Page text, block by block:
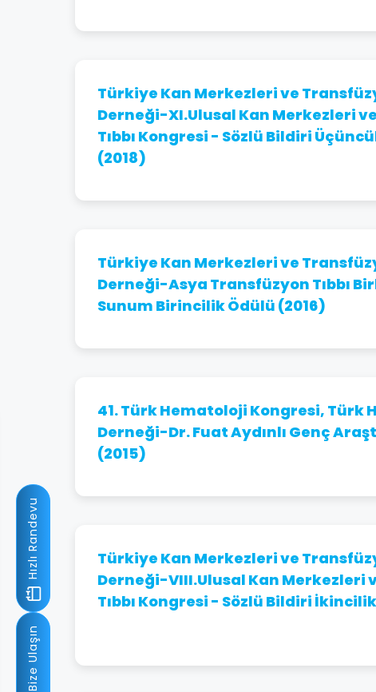
Türkiye Kan Merkezleri ve
Derneği-XI.Ulusal Kan Merkezleri
Tıbbı Kongresi - Sözlü Bildiri
(2018)
Türkiye Kan Merkezleri ve
Derneği-Asya Transfüzyon Tıbbı
Sunum Birincilik Ödülü (2016)
41. Türk Hematoloji Kongresi, Türk
Derneği-Dr. Fuat Aydınlı Genç
(2015)
Türkiye Kan Merkezleri ve
Derneği-VIII.Ulusal Kan Merkezleri
Tıbbı Kongresi - Sözlü Bildiri
Hızlı Randevu
Bize Ulaşın